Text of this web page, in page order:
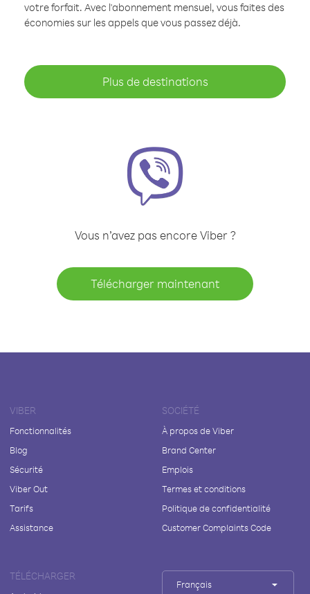
votre forfait. Avec l'abonnement mensuel, vous faites des
économies sur les appels que vous passez déjà.
Plus de destinations
Vous n’avez pas encore Viber ?
Télécharger maintenant
VIBER
Fonctionnalités
Blog
Sécurité
Viber Out
Tarifs
Assistance
SOCIÉTÉ
À propos de Viber
Brand Center
Emplois
Termes et conditions
Politique de confidentialité
Customer Complaints Code
TÉLÉCHARGER
Français